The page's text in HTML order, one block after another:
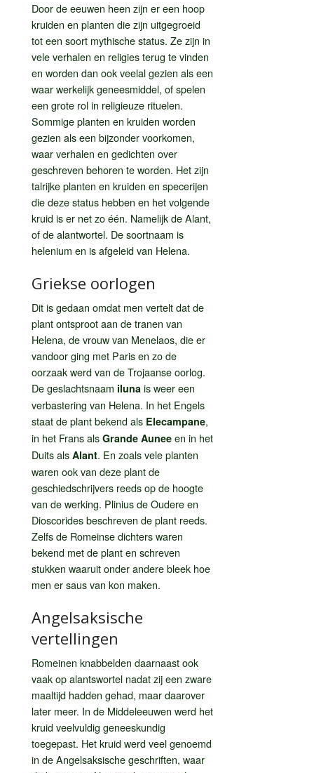
Door de eeuwen heen zijn er een hoop
kruiden en planten die zijn uitgegroeid
tot een soort mythische status. Ze zijn in
vele verhalen en religies terug te vinden
en worden dan ook veelal gezien als een
waar werkelijk geneesmiddel, of spelen
een grote rol in religieuze rituelen.
Sommige planten en kruiden worden
gezien als een bijzonder voorkomen,
waar verhalen en gedichten over
geschreven behoren te worden. Het zijn
talrijke planten en kruiden en specerijen
die deze status hebben en het volgende
kruid is er net zo één. Namelijk de Alant,
of de alantwortel. De soortnaam is
helenium en is afgeleid van Helena.
Griekse oorlogen
Dit is gedaan omdat men vertelt dat de
plant ontsproot aan de tranen van
Helena, de vrouw van Menelaos, die er
vandoor ging met Paris en zo de
oorzaak werd van de Trojaanse oorlog.
De geslachtsnaam iluna is weer een
verbastering van Helena. In het Engels
staat de plant bekend als Elecampane,
in het Frans als Grande Aunee en in het
Duits als Alant. En zoals vele planten
waren ook van deze plant de
geschiedschrijvers reeds op de hoogte
van de werking. Plinius de Oudere en
Dioscorides beschreven de plant reeds.
Zelfs de Romeinse dichters waren
bekend met de plant en schreven
stukken waaruit onder andere bleek hoe
men er saus van kon maken.
Angelsaksische
vertellingen
Romeinen knabbelden daarnaast ook
vaak op alantswortel nadat zij een zware
maaltijd hadden gehad, maar daarover
later meer. In de Middeleeuwen werd het
kruid veelvuldig geneeskundig
toegepast. Het kruid werd veel genoemd
in de Angelsaksische geschriften, waar